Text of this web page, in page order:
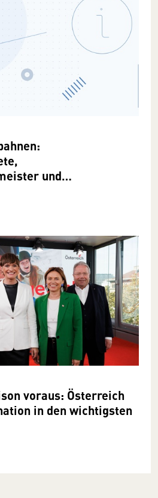
und
voraus: Österreich
in den wichtigsten